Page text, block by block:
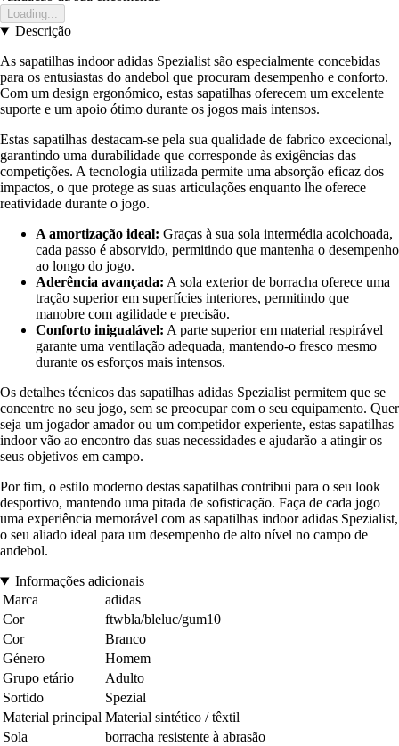
Loading...
Descrição
As sapatilhas indoor adidas Spezialist são especialmente concebidas
para os entusiastas do andebol que procuram desempenho e conforto.
Com um design ergonómico, estas sapatilhas oferecem um excelente
suporte e um apoio ótimo durante os jogos mais intensos.
Estas sapatilhas destacam-se pela sua qualidade de fabrico excecional,
garantindo uma durabilidade que corresponde às exigências das
competições. A tecnologia utilizada permite uma absorção eficaz dos
impactos, o que protege as suas articulações enquanto lhe oferece
reatividade durante o jogo.
A amortização ideal: Graças à sua sola intermédia acolchoada,
cada passo é absorvido, permitindo que mantenha o desempenho
ao longo do jogo.
Aderência avançada: A sola exterior de borracha oferece uma
tração superior em superfícies interiores, permitindo que
manobre com agilidade e precisão.
Conforto inigualável: A parte superior em material respirável
garante uma ventilação adequada, mantendo-o fresco mesmo
durante os esforços mais intensos.
Os detalhes técnicos das sapatilhas adidas Spezialist permitem que se
concentre no seu jogo, sem se preocupar com o seu equipamento. Quer
seja um jogador amador ou um competidor experiente, estas sapatilhas
indoor vão ao encontro das suas necessidades e ajudarão a atingir os
seus objetivos em campo.
Por fim, o estilo moderno destas sapatilhas contribui para o seu look
desportivo, mantendo uma pitada de sofisticação. Faça de cada jogo
uma experiência memorável com as sapatilhas indoor adidas Spezialist,
o seu aliado ideal para um desempenho de alto nível no campo de
andebol.
Informações adicionais
Marca
adidas
Cor
ftwbla/bleluc/gum10
Cor
Branco
Género
Homem
Grupo etário
Adulto
Sortido
Spezial
Material principal Material sintético / têxtil
Sola
borracha resistente à abrasão